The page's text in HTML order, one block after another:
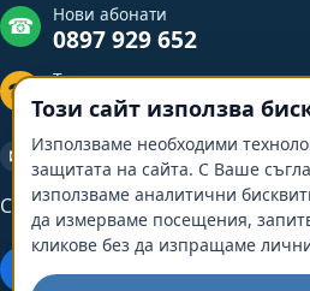
☎ Нови абонати
0897 929 652
☎ Техническа поддръжка
0897 929 653
✉
contactbgvhod@gmail.com
Свържете се с нас
Този сайт използва
Използваме необходими
защитата на сайта. С Ваше
използваме аналитични
да измерваме посещения,
кликове без да изпращаме